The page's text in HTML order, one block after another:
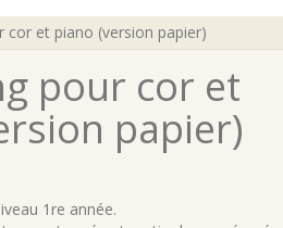
cor et piano (version papier)
pour cor et
papier)
1re année.